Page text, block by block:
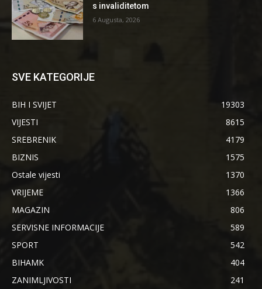
s invaliditetom
6 Augusta, 2026
SVE KATEGORIJE
BIH I SVIJET
19303
VIJESTI
8615
SREBRENIK
4179
BIZNIS
1575
Ostale vijesti
1370
VRIJEME
1366
MAGAZIN
806
SERVISNE INFORMACIJE
589
SPORT
542
BIHAMK
404
ZANIMLJIVOSTI
241